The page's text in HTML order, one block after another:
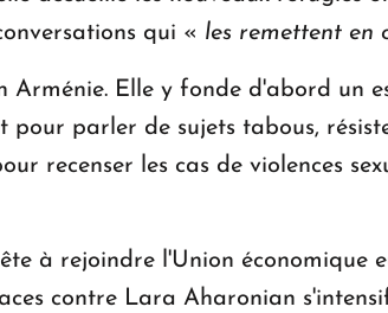
qui « les remettent en
Arménie. Elle y fonde d'abord un
pour parler de sujets tabous,
recenser les cas de violences
à rejoindre l'Union économique
contre Lara Aharonian